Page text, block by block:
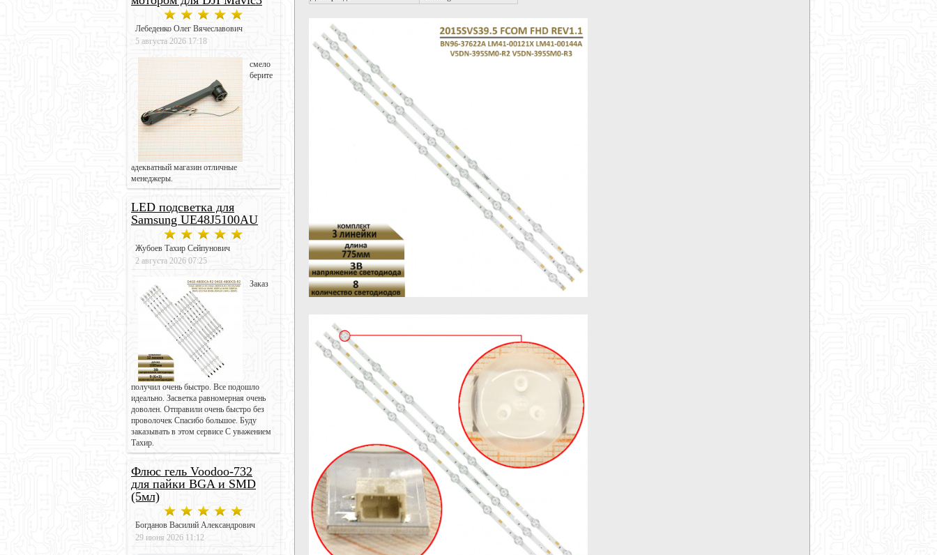
Лебеденко Олег Вячеславович
5 августа 2026 17:18
смело
берите
адекватный магазин отличные
менеджеры.
LED подсветка для
Samsung UE48J5100AU
Жубоев Тахир Сейпунович
2 августа 2026 07:25
Заказ
получил очень быстро. Все подошло
идеально. Засветка равномерная очень
доволен. Отправили очень быстро без
проволочек Спасибо большое. Буду
заказывать в этом сервисе С уважением
Тахир.
Флюс гель Voodoo-732
для пайки BGA и SMD
(5мл)
Богданов Василий Александрович
29 июня 2026 11:12